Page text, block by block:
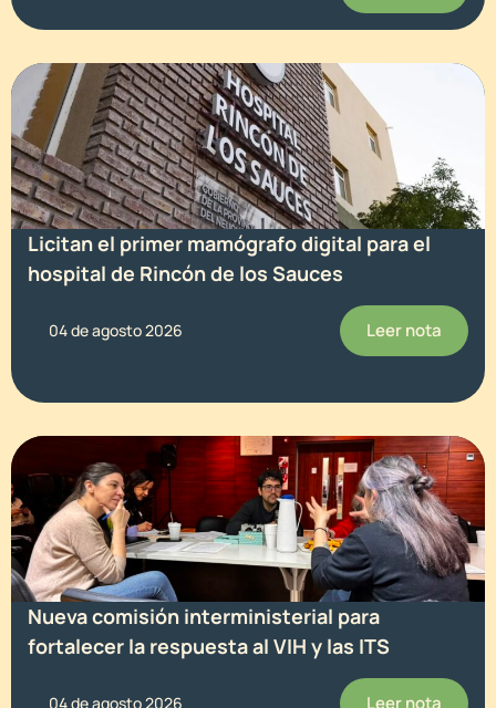
Licitan el primer mamógrafo digital para el
hospital de Rincón de los Sauces
04 de agosto 2026 Leer nota
Nueva comisión interministerial para
fortalecer la respuesta al VIH y las ITS
04 de agosto 2026 Leer nota